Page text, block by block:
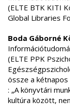
(ELTE BTK KITI
Global Libraries
Boda Gáborné
(ELTE PPK
össze a
: „A könyvtári
kultúra között,